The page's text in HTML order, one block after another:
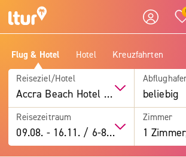
Flug & Hotel Hotel Kreuzfahrten
Reiseziel/Hotel
Accra Beach Hotel & Spa beliebig
Reisezeitraum
09.08. -16.11. / 6-8 Tage
Zimmer